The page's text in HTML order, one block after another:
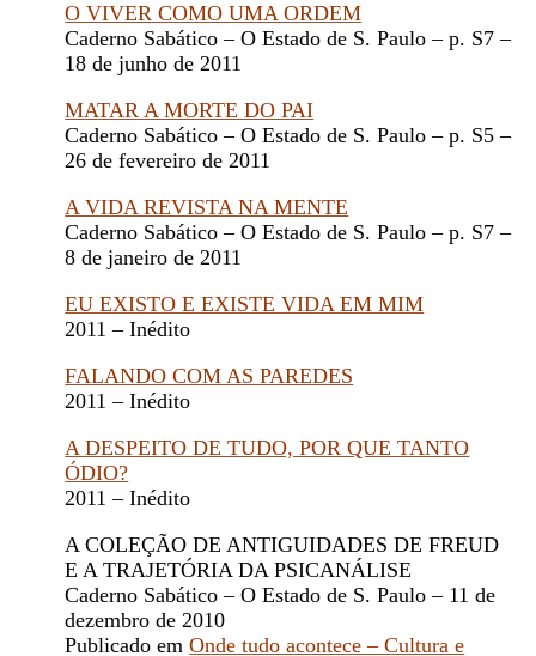
O VIVER COMO UMA ORDEM
Caderno Sabático – O Estado de S. Paulo – p. S7 –
18 de junho de 2011
MATAR A MORTE DO PAI
Caderno Sabático – O Estado de S. Paulo – p. S5 –
26 de fevereiro de 2011
A VIDA REVISTA NA MENTE
Caderno Sabático – O Estado de S. Paulo – p. S7 –
8 de janeiro de 2011
EU EXISTO E EXISTE VIDA EM MIM
2011 – Inédito
FALANDO COM AS PAREDES
2011 – Inédito
A DESPEITO DE TUDO, POR QUE TANTO
ÓDIO?
2011 – Inédito
A COLEÇÃO DE ANTIGUIDADES DE FREUD
E A TRAJETÓRIA DA PSICANÁLISE
Caderno Sabático – O Estado de S. Paulo – 11 de
dezembro de 2010
Publicado emOnde tudo acontece – Cultura e